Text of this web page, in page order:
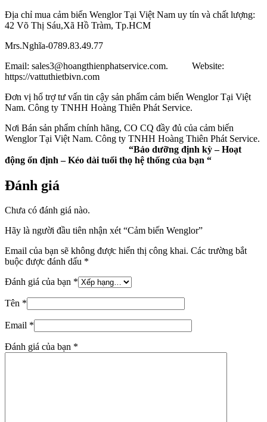
Địa chỉ mua cảm biến Wenglor Tại Việt Nam uy tín và chất lượng:
42 Võ Thị Sáu,Xã Hồ Tràm, Tp.HCM
Mrs.Nghĩa-0789.83.49.77
Email: sales3@hoangthienphatservice.com. Website:
https://vattuthietbivn.com
Đơn vị hổ trợ tư vấn tin cậy sản phẩm cảm biến Wenglor Tại Việt
Nam. Công ty TNHH Hoàng Thiên Phát Service.
Nơi Bán sản phẩm chính hãng, CO CQ đầy đủ của cảm biến
Wenglor Tại Việt Nam. Công ty TNHH Hoàng Thiên Phát Service.
“Bảo dưỡng định kỳ – Hoạt
động ổn định – Kéo dài tuổi thọ hệ thống của bạn “
Đánh giá
Chưa có đánh giá nào.
Hãy là người đầu tiên nhận xét “Cảm biến Wenglor”
Email của bạn sẽ không được hiển thị công khai. Các trường bắt
buộc được đánh dấu *
Đánh giá của bạn *
Tên *
Email *
Đánh giá của bạn *